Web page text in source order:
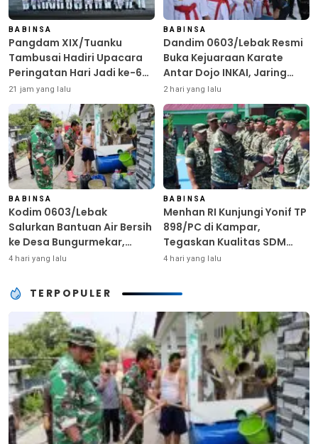
BABINSA
Pangdam XIX/Tuanku
Tambusai Hadiri Upacara
Peringatan Hari Jadi ke-69
Provinsi Riau
21 jam yang lalu
BABINSA
Dandim 0603/Lebak Resmi
Buka Kejuaraan Karate
Antar Dojo INKAI, Jaring
Bibit Atlet Unggul Sambut
HUT ke-81 RI
2 hari yang lalu
BABINSA
Kodim 0603/Lebak
Salurkan Bantuan Air Bersih
ke Desa Bungurmekar,
Ringankan Beban Warga
4 hari yang lalu
BABINSA
Menhan RI Kunjungi Yonif TP
898/PC di Kampar,
Tegaskan Kualitas SDM
Kunci Kekuatan TNI
4 hari yang lalu
TERPOPULER